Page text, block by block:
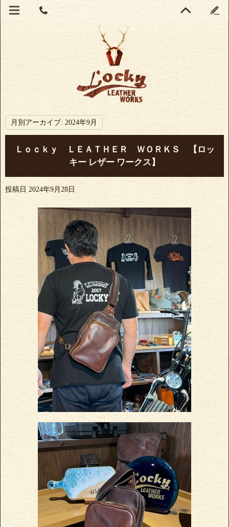
月別アーカイブ: 2024年9月
Ｌｏｃｋｙ ＬＥＡＴＨＥＲ ＷＯＲＫＳ 【ロッ
キー レザー ワークス】
投稿日 2024年9月28日